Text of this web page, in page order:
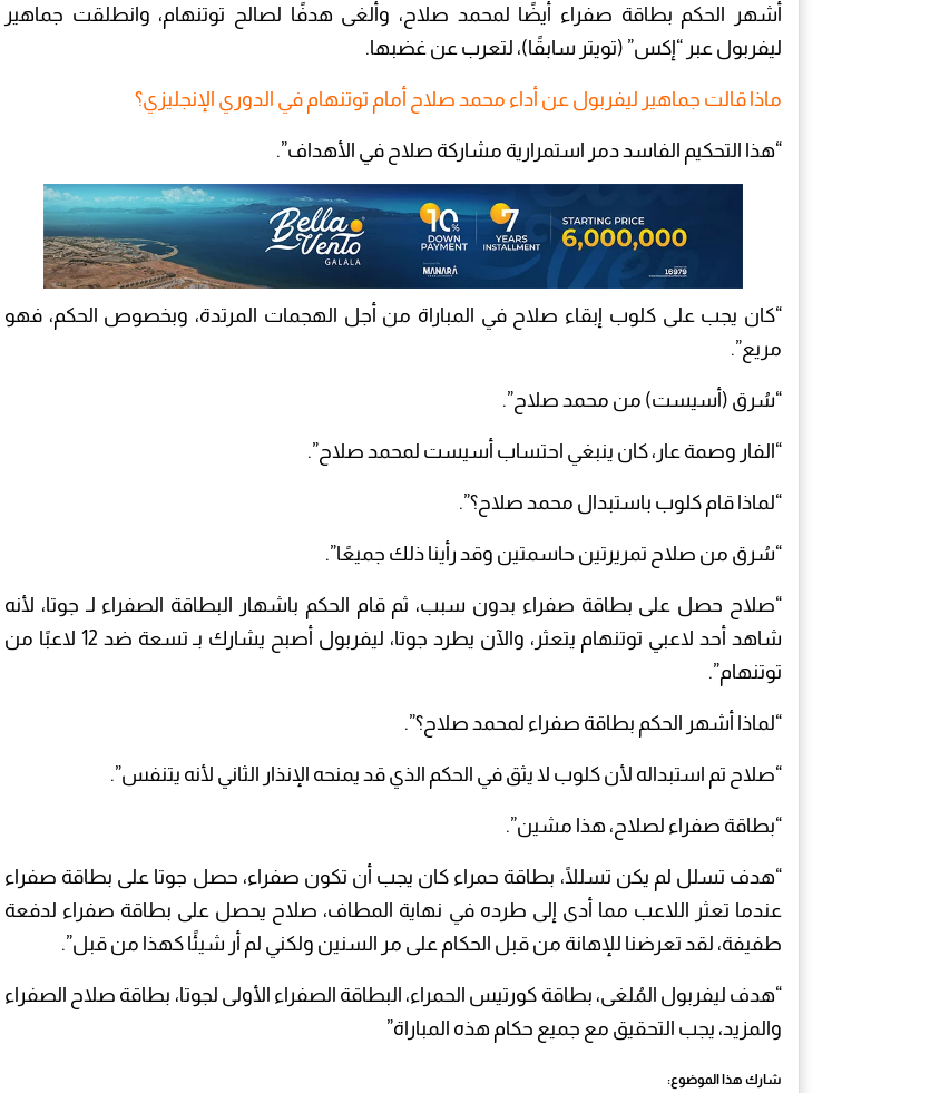
أشهر الحكم بطاقة صفراء أيضًا لمحمد صلاح، وألغى هدفًا لصالح توتنهام، وانطلقت جماهير
ليفربول عبر “إكس” (تويتر سابقًا)، لتعرب عن غضبها.
ماذا قالت جماهير ليفربول عن أداء محمد صلاح أمام توتنهام في الدوري الإنجليزي؟
“هذا التحكيم الفاسد دمر استمرارية مشاركة صلاح في الأهداف”.
“كان يجب على كلوب إبقاء صلاح في المباراة من أجل الهجمات المرتدة، وبخصوص الحكم، فهو
مريع”.
“سُرق (أسيست) من محمد صلاح”.
“الفار وصمة عار، كان ينبغي احتساب أسيست لمحمد صلاح”.
“لماذا قام كلوب باستبدال محمد صلاح؟”.
“سُرق من صلاح تمريرتين حاسمتين وقد رأينا ذلك جميعًا”.
“صلاح حصل على بطاقة صفراء بدون سبب، ثم قام الحكم باشهار البطاقة الصفراء لـ جوتا، لأنه
شاهد أحد لاعبي توتنهام يتعثر، والآن يطرد جوتا، ليفربول أصبح يشارك بـ تسعة ضد 12 لاعبًا من
توتنهام”.
“لماذا أشهر الحكم بطاقة صفراء لمحمد صلاح؟”.
“صلاح تم استبداله لأن كلوب لا يثق في الحكم الذي قد يمنحه الإنذار الثاني لأنه يتنفس”.
“بطاقة صفراء لصلاح، هذا مشين”.
“هدف تسلل لم يكن تسللًا، بطاقة حمراء كان يجب أن تكون صفراء، حصل جوتا على بطاقة صفراء
عندما تعثر اللاعب مما أدى إلى طرده في نهاية المطاف، صلاح يحصل على بطاقة صفراء لدفعة
طفيفة، لقد تعرضنا للإهانة من قبل الحكام على مر السنين ولكني لم أر شيئًا كهذا من قبل”.
“هدف ليفربول المُلغى، بطاقة كورتيس الحمراء، البطاقة الصفراء الأولى لجوتا، بطاقة صلاح الصفراء
والمزيد، يجب التحقيق مع جميع حكام هذه المباراة”
شارك هذا الموضوع: